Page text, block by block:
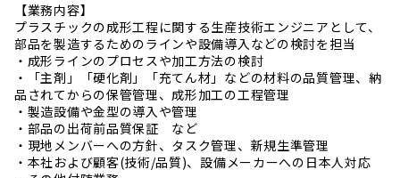
【業務内容】
プラスチックの成形工程に関する生産技術エンジニアとして、
部品を製造するためのラインや設備導入などの検討を担当
・成形ラインのプロセスや加工方法の検討
・「主剤」「硬化剤」「充てん材」などの材料の品質管理、納
品されてからの保管管理、成形加工の工程管理
・製造設備や金型の導入や管理
・部品の出荷前品質保証 など
・現地メンバーへの方針、タスク管理、新規生準管理
・本社および顧客(技術/品質)、設備メーカーへの日本人対応